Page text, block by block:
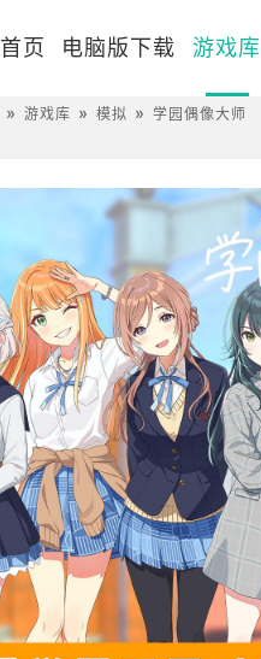
首页 电脑版下载 游戏库
游戏库 模拟 学园偶像大师